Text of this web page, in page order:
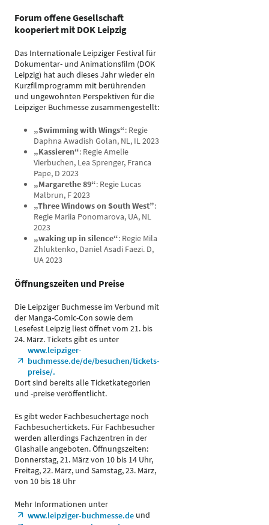
Forum offene Gesellschaft
kooperiert mit DOK Leipzig
Das Internationale Leipziger Festival für
Dokumentar- und Animationsfilm (DOK
Leipzig) hat auch dieses Jahr wieder ein
Kurzfilmprogramm mit berührenden
und ungewohnten Perspektiven für die
Leipziger Buchmesse zusammengestellt:
„Swimming with Wings“: Regie
Daphna Awadish Golan, NL, IL 2023
„Kassieren“: Regie Amelie
Vierbuchen, Lea Sprenger, Franca
Pape, D 2023
„Margarethe 89“: Regie Lucas
Malbrun, F 2023
„Three Windows on South West”:
Regie Mariia Ponomarova, UA, NL
2023
„waking up in silence“: Regie Mila
Zhluktenko, Daniel Asadi Faezi. D,
UA 2023
Öffnungszeiten und Preise
Die Leipziger Buchmesse im Verbund mit
der Manga-Comic-Con sowie dem
Lesefest Leipzig liest öffnet vom 21. bis
24. März. Tickets gibt es unter
www.leipziger-
buchmesse.de/de/besuchen/tickets-
preise/.
Dort sind bereits alle Ticketkategorien
und -preise veröffentlicht.
Es gibt weder Fachbesuchertage noch
Fachbesuchertickets. Für Fachbesucher
werden allerdings Fachzentren in der
Glashalle angeboten. Öffnungszeiten:
Donnerstag, 21. März von 10 bis 14 Uhr,
Freitag, 22. März, und Samstag, 23. März,
von 10 bis 18 Uhr
Mehr Informationen unter
www.leipziger-buchmesse.deund